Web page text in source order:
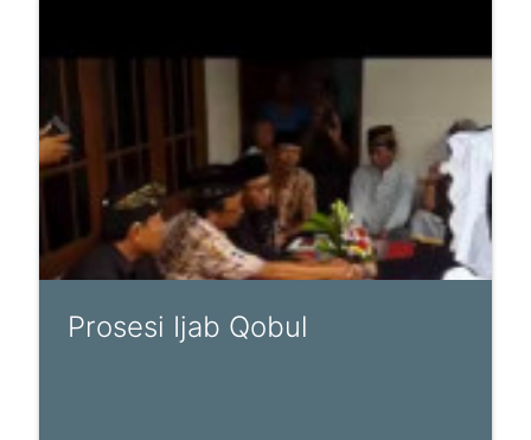
Prosesi Ijab Qobul